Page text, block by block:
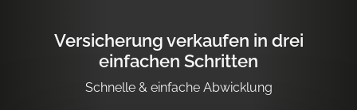
Versicherung verkaufen in drei
einfachen Schritten
Schnelle & einfache Abwicklung